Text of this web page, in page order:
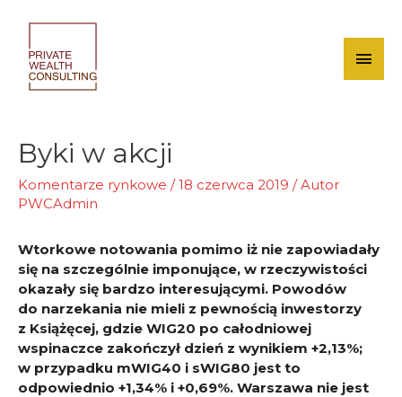
content
Main
Byki w akcji
Komentarze rynkowe /18 czerwca 2019 / Autor
PWCAdmin
Wtorkowe notowania pomimo iż nie zapowiadały
się na szczególnie imponujące, w rzeczywistości
okazały się bardzo interesującymi. Powodów
do narzekania nie mieli z pewnością inwestorzy
z Książęcej, gdzie WIG20 po całodniowej
wspinaczce zakończył dzień z wynikiem +2,13%;
w przypadku mWIG40 i sWIG80 jest to
odpowiednio +1,34% i +0,69%. Warszawa nie jest